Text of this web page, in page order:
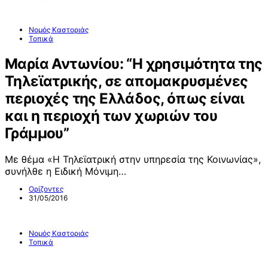
Νομός Καστοριάς
Τοπικά
Μαρία Αντωνίου: “Η χρησιμότητα της
Τηλεϊατρικής, σε απομακρυσμένες
περιοχές της Ελλάδος, όπως είναι
και η περιοχή των χωριών του
Γράμμου”
Με θέμα «Η Τηλεϊατρική στην υπηρεσία της Κοινωνίας»,
συνήλθε η Ειδική Μόνιμη…
Ορίζοντες
31/05/2016
Νομός Καστοριάς
Τοπικά